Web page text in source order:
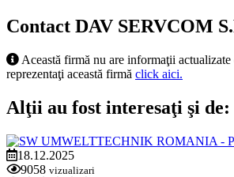
Contact DAV SERVCOM
Această firmă nu are informaţii
reprezentaţi această firmă click aici.
Alţii au fost interesaţi şi de:
18.12.2025
9058 vizualizari